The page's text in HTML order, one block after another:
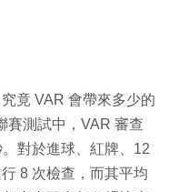
竟 VAR 會帶來多少的
賽測試中，VAR 審查
對於進球、紅牌、12
8 次檢查，而其平均